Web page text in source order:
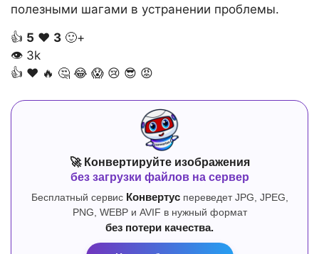
полезными шагами в устранении проблемы.
👍 5 ❤️ 3 🙂+
👁 3k
👍 ❤️ 🔥 🤔 😂 😱 😢 😎 😡
🚀 Конвертируйте изображения
без загрузки файлов на сервер
Бесплатный сервис Конвертуспереведет JPG, JPEG,
PNG, WEBP и AVIF в нужный формат
без потери качества.